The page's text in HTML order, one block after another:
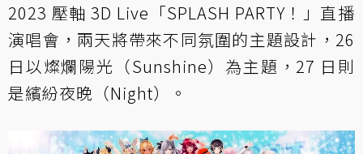
2023 壓軸 3D Live「SPLASH PARTY！」直播
演唱會，兩天將帶來不同氛圍的主題設計，26
日以燦爛陽光（Sunshine）為主題，27 日則
是繽紛夜晚（Night）。